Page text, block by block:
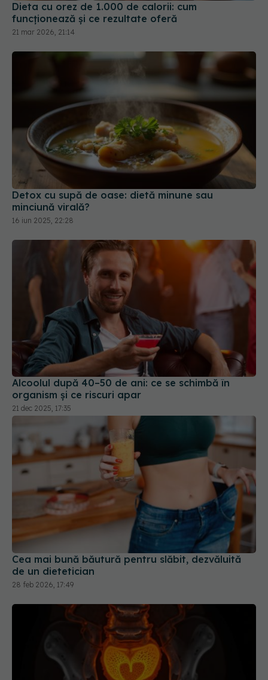
Dieta cu orez de 1.000 de calorii: cum
funcționează și ce rezultate oferă
21 mar 2026, 21:14
Detox cu supă de oase: dietă minune sau
minciună virală?
16 iun 2025, 22:28
Alcoolul după 40–50 de ani: ce se schimbă în
organism și ce riscuri apar
21 dec 2025, 17:35
Cea mai bună băutură pentru slăbit, dezvăluită
de un dietetician
28 feb 2026, 17:49